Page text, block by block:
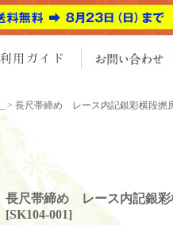
> 長尺帯締め レース内記銀彩横段撚
長尺帯締め レース内記銀彩
[SK104-001]